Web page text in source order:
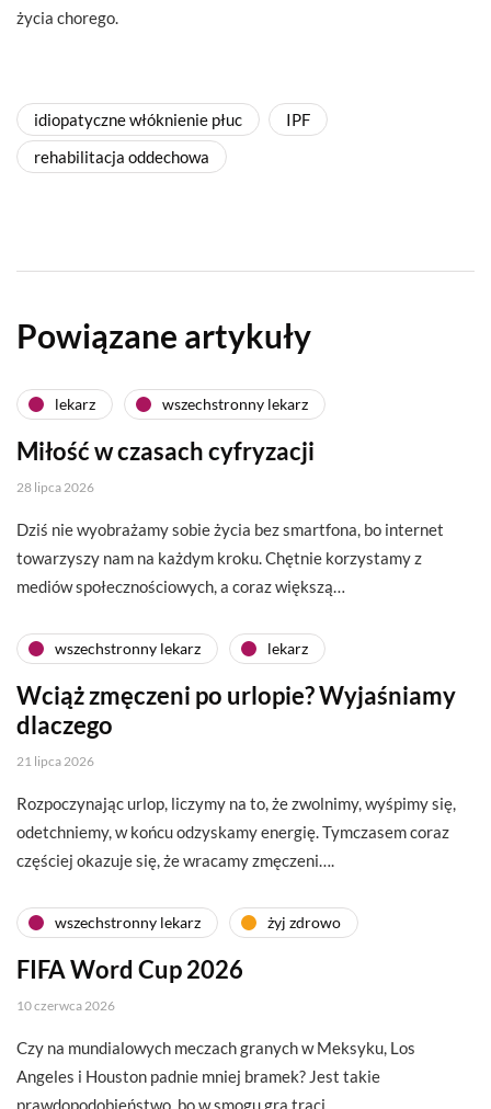
życia chorego.
idiopatyczne włóknienie płuc
IPF
rehabilitacja oddechowa
Powiązane artykuły
lekarz wszechstronny lekarz
Miłość w czasach cyfryzacji
28 lipca 2026
Dziś nie wyobrażamy sobie życia bez smartfona, bo internet
towarzyszy nam na każdym kroku. Chętnie korzystamy z
mediów społecznościowych, a coraz większą…
wszechstronny lekarz lekarz
Wciąż zmęczeni po urlopie? Wyjaśniamy
dlaczego
21 lipca 2026
Rozpoczynając urlop, liczymy na to, że zwolnimy, wyśpimy się,
odetchniemy, w końcu odzyskamy energię. Tymczasem coraz
częściej okazuje się, że wracamy zmęczeni….
wszechstronny lekarz żyj zdrowo
FIFA Word Cup 2026
10 czerwca 2026
Czy na mundialowych meczach granych w Meksyku, Los
Angeles i Houston padnie mniej bramek? Jest takie
prawdopodobieństwo, bo w smogu gra traci…